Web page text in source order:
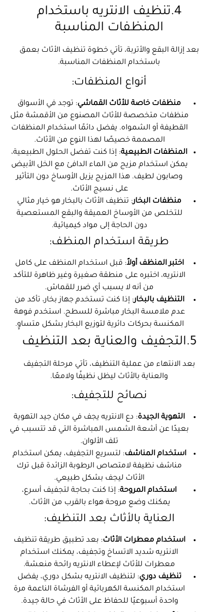
4.تنظيف الانتريه باستخدام
المنظفات المناسبة
بعد إزالة البقع والأتربة، تأتي خطوة تنظيف الأثاث بعمق
باستخدام المنظفات المناسبة.
أنواع المنظفات:
منظفات خاصة للأثاث القماشي: توجد في الأسواق
منظفات متخصصة للأثاث المصنوع من الأقمشة مثل
القطيفة أو الشمواه. يفضل دائمًا استخدام المنظفات
المصممة خصيصًا لهذا النوع من الأثاث.
المنظفات الطبيعية: إذا كنت تفضل الحلول الطبيعية،
يمكن استخدام مزيج من الماء الدافئ مع الخل الأبيض
وصابون لطيف. هذا المزيج يزيل الأوساخ دون التأثير
على نسيج الأثاث.
منظفات البخار: تنظيف الأثاث بالبخار هو خيار مثالي
للتخلص من الأوساخ العميقة والبقع المستعصية
دون الحاجة إلى مواد كيميائية.
طريقة استخدام المنظف:
اختبر المنظف أولاً: قبل استخدام المنظف على كامل
الانتريه، اختبره على منطقة صغيرة وغير ظاهرة للتأكد
من أنه لا يسبب أي ضرر للقماش.
التنظيف بالبخار: إذا كنت تستخدم جهاز بخار، تأكد من
عدم ملامسة البخار مباشرة للسطح. استخدم فوهة
المكنسة بحركات دائرية لتوزيع البخار بشكل متساوٍ.
5.التجفيف والعناية بعد التنظيف
بعد الانتهاء من عملية التنظيف، تأتي مرحلة التجفيف
والعناية بالأثاث ليظل نظيفًا ولامعًا.
نصائح للتجفيف:
التهوية الجيدة: دع الانتريه يجف في مكان جيد التهوية
بعيدًا عن أشعة الشمس المباشرة التي قد تتسبب في
تلف الألوان.
استخدام المناشف: لتسريع التجفيف، يمكن استخدام
مناشف نظيفة لامتصاص الرطوبة الزائدة قبل ترك
الأثاث ليجف بشكل طبيعي.
استخدام المروحة: إذا كنت بحاجة لتجفيف أسرع،
يمكنك وضع مروحة هواء بالقرب من الأثاث.
العناية بالأثاث بعد التنظيف:
استخدام معطرات الأثاث: بعد تطبيق طريقة تنظيف
الانتريه شديد الاتساخ وتجفيف، يمكنك استخدام
معطرات للأثاث لإعطاء الانتريه رائحة منعشة.
تنظيف دوري: لتنظيف الانتريه بشكل دوري، يفضل
استخدام المكنسة الكهربائية أو الفرشاة الناعمة مرة
واحدة أسبوعيًا للحفاظ على الأثاث في حالة جيدة.